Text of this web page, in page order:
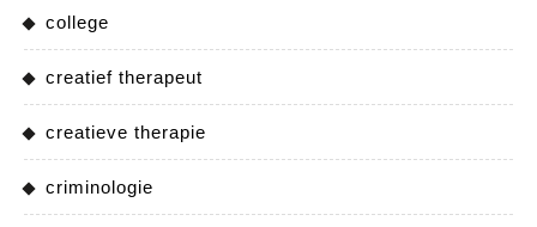
college
creatief therapeut
creatieve therapie
criminologie